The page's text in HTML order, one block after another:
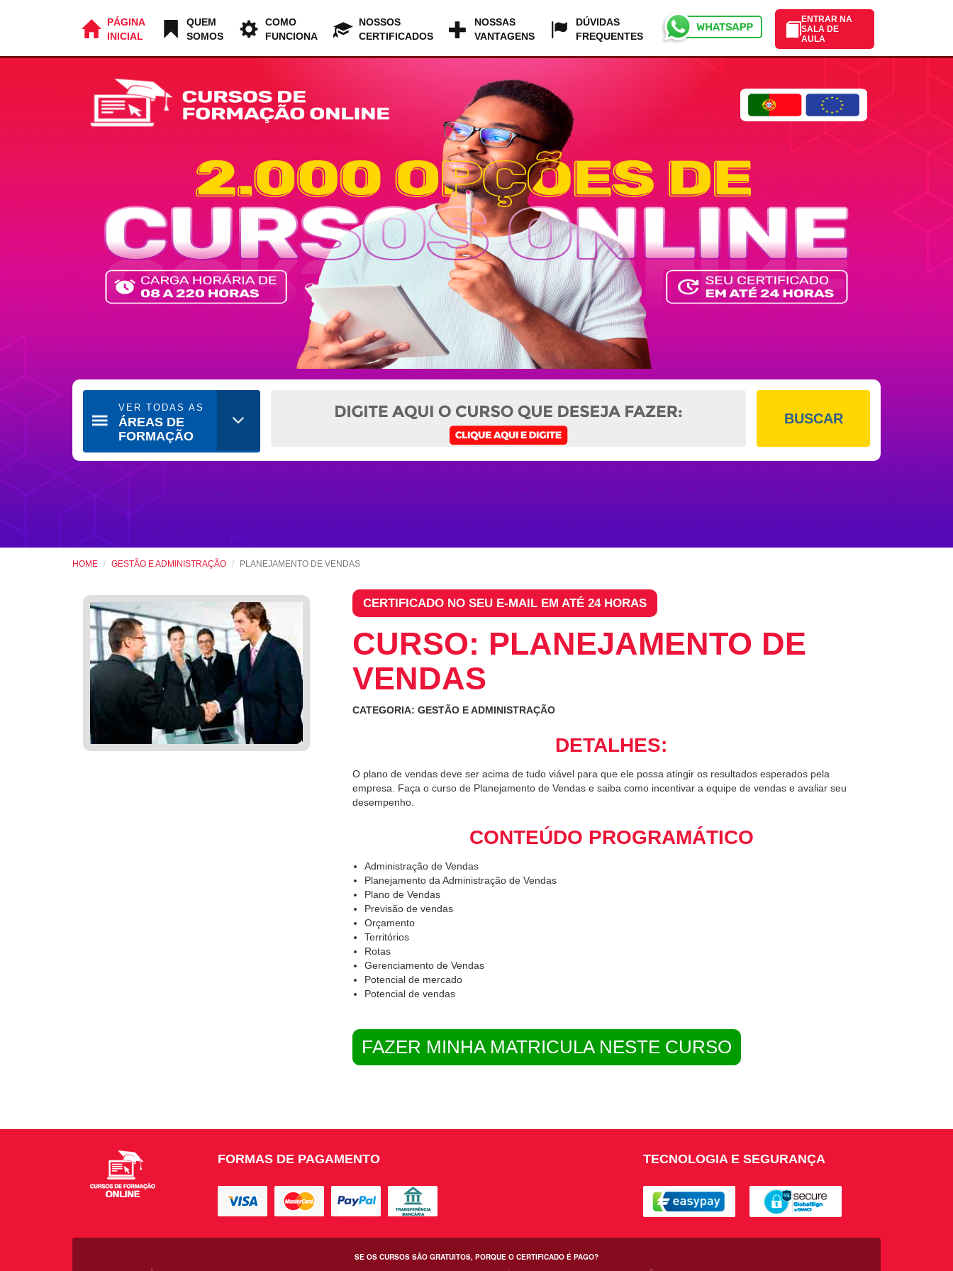
PÁGINA
INICIAL
QUEM
SOMOS
COMO
FUNCIONA
NOSSOS
CERTIFICADOS
NOSSAS
VANTAGENS
DÚVIDAS
FREQUENTES
ENTRAR NA
SALA DE
AULA
VER TODAS AS
ÁREAS DE
FORMAÇÃO
BUSCAR
HOME GESTÃO E ADMINISTRAÇÃO PLANEJAMENTO DE VENDAS
CERTIFICADO NO SEU E-MAIL EM ATÉ 24 HORAS
CURSO: PLANEJAMENTO DE
VENDAS
CATEGORIA: GESTÃO E ADMINISTRAÇÃO
DETALHES:
O plano de vendas deve ser acima de tudo viável para que ele possa atingir os resultados esperados pela
empresa. Faça o curso de Planejamento de Vendas e saiba como incentivar a equipe de vendas e avaliar seu
desempenho.
CONTEÚDO PROGRAMÁTICO
Administração de Vendas
Planejamento da Administração de Vendas
Plano de Vendas
Previsão de vendas
Orçamento
Territórios
Rotas
Gerenciamento de Vendas
Potencial de mercado
Potencial de vendas
FAZER MINHA MATRICULA NESTE CURSO
FORMAS DE PAGAMENTO TECNOLOGIA E SEGURANÇA
SE OS CURSOS SÃO GRATUITOS, PORQUE O CERTIFICADO É PAGO?